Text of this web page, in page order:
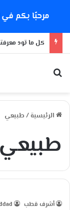
مرحبًا بكم في
كل ما تود
الرئيسية / طبيعي
طبيعي
أشرف قطب